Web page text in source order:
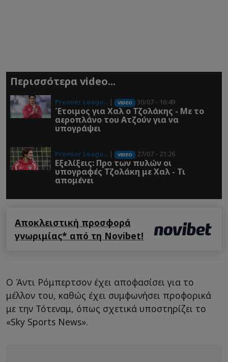
Περισσότερα video...
Premier Leagu... | VIDEO 30/07 - 16:49
Έτοιμος για Χαλ ο Τζολάκης - Με το
αεροπλάνο του Ατζούν για να
υπογράψει
Premier Leagu... | VIDEO 27/07 - 21:26
Εξελίξεις: Προ των πυλών οι
υπογραφές Τζολάκη με Χαλ - Τι
απομένει
Αποκλειστική προσφορά
γνωριμίας* από τη Novibet!
Ο Άντι Ρόμπερτσον έχει αποφασίσει για το
μέλλον του, καθώς έχει συμφωνήσει προφορικά
με την Τότεναμ, όπως σχετικά υποστηρίζει το
«Sky Sports News».